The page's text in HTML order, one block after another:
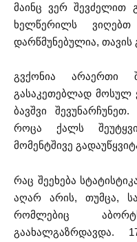
მაინც ვერ შევძელით
ხელწერილს
დარწმუნებულია, თავის
გვქონია არაერთი
გასაკეთებლად მოსულ
ბავშვი
როცა ქალს
მომენტშივე
რაც შეეხება
აღარ არის, თუმცა,
რომლებიც